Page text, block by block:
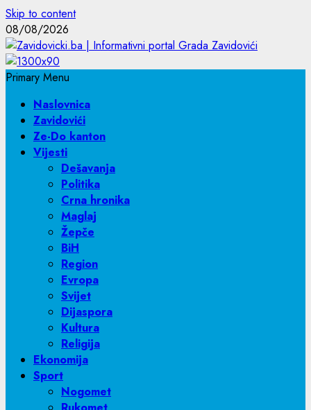
Skip to content
08/08/2026
Primary Menu
Naslovnica
Zavidovići
Ze-Do kanton
Vijesti
Dešavanja
Politika
Crna hronika
Maglaj
Žepče
BiH
Region
Evropa
Svijet
Dijaspora
Kultura
Religija
Ekonomija
Sport
Nogomet